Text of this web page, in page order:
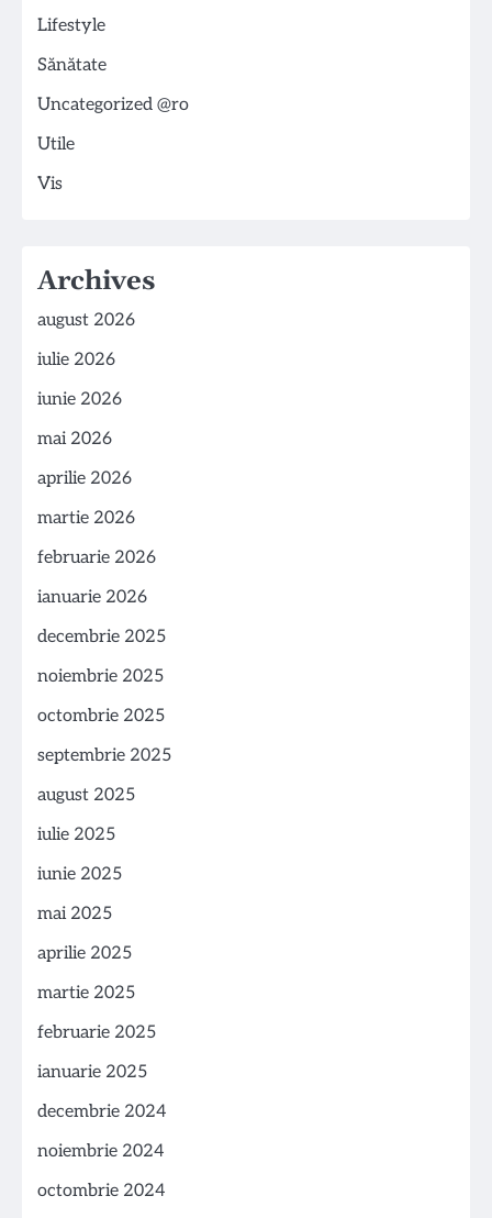
Lifestyle
Sănătate
Uncategorized @ro
Utile
Vis
Archives
august 2026
iulie 2026
iunie 2026
mai 2026
aprilie 2026
martie 2026
februarie 2026
ianuarie 2026
decembrie 2025
noiembrie 2025
octombrie 2025
septembrie 2025
august 2025
iulie 2025
iunie 2025
mai 2025
aprilie 2025
martie 2025
februarie 2025
ianuarie 2025
decembrie 2024
noiembrie 2024
octombrie 2024